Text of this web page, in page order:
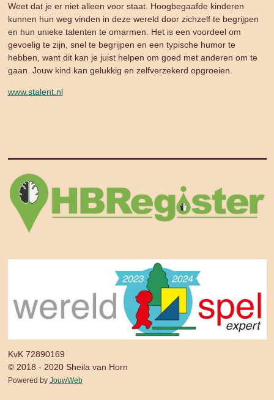
Weet dat je er niet alleen voor staat. Hoogbegaafde kinderen
kunnen hun weg vinden in deze wereld door zichzelf te begrijpen
en hun unieke talenten te omarmen. Het is een voordeel om
gevoelig te zijn, snel te begrijpen en een typische humor te
hebben, want dit kan je juist helpen om goed met anderen om te
gaan. Jouw kind kan gelukkig en zelfverzekerd opgroeien.
www.stalent.nl
KvK 72890169
© 2018 - 2020 Sheila van Horn
Powered by JouwWeb